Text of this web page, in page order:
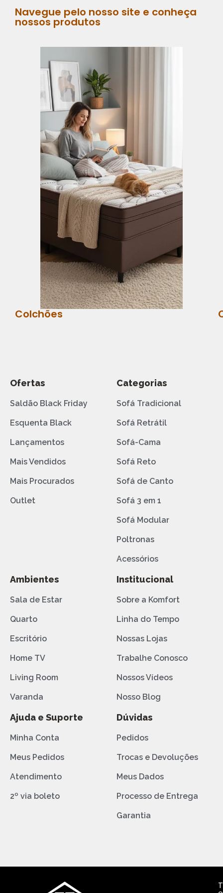
Navegue pelo nosso site e conheça
nossos produtos
Colchões
Ofertas
Saldão Black Friday
Esquenta Black
Lançamentos
Mais Vendidos
Mais Procurados
Outlet
Categorias
Sofá Tradicional
Sofá Retrátil
Sofá-Cama
Sofá Reto
Sofá de Canto
Sofá 3 em 1
Sofá Modular
Poltronas
Acessórios
Ambientes
Sala de Estar
Quarto
Escritório
Home TV
Living Room
Varanda
Institucional
Sobre a Komfort
Linha do Tempo
Nossas Lojas
Trabalhe Conosco
Nossos Vídeos
Nosso Blog
Ajuda e Suporte
Minha Conta
Meus Pedidos
Atendimento
2º via boleto
Dúvidas
Pedidos
Trocas e Devoluções
Meus Dados
Processo de Entrega
Garantia